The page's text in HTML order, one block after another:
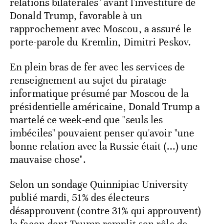
Donald Trump, favorable à un
rapprochement avec Moscou, a assuré le
porte-parole du Kremlin, Dimitri Peskov.
En plein bras de fer avec les services de
renseignement au sujet du piratage
informatique présumé par Moscou de la
présidentielle américaine, Donald Trump a
martelé ce week-end que "seuls les
imbéciles" pouvaient penser qu'avoir "une
bonne relation avec la Russie était (...) une
mauvaise chose".
Selon un sondage Quinnipiac University
publié mardi, 51% des électeurs
désapprouvent (contre 31% qui approuvent)